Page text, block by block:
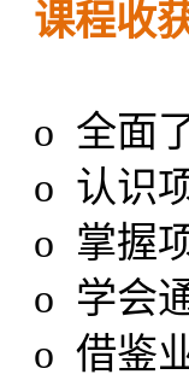
课程收
o 全面
o 认识
o 掌握
o 学会
o 借鉴